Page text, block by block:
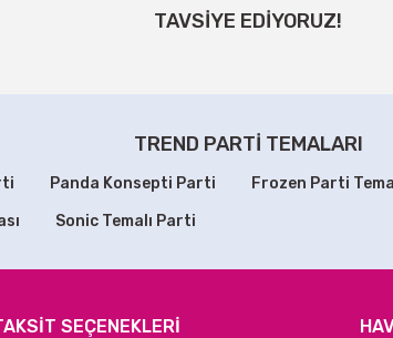
Bu ürüne ilk yorumu siz yapın!
TAVSİYE EDİYORUZ!
70,00 TL
Balon
TL
Metalik Sedefli Yeşil Balon
TREND PARTİ TEMALARI
Panda Konsepti Parti Frozen Parti
Sonic Temalı Parti
SEÇENEKLERİ